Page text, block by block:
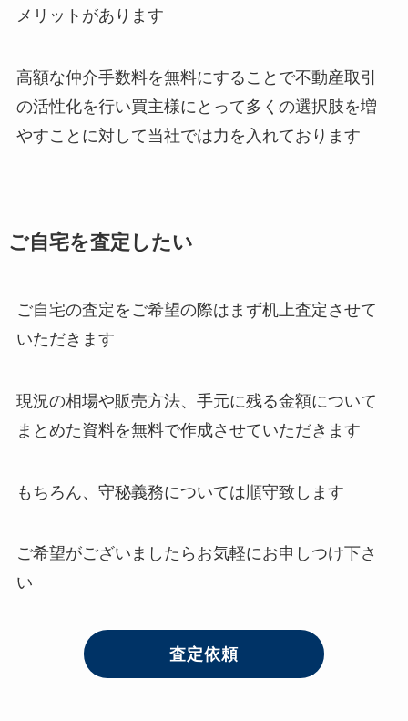
メリットがあります
高額な仲介手数料を無料にすることで不動産取引
の活性化を行い買主様にとって多くの選択肢を増
やすことに対して当社では力を入れております
ご自宅を査定したい
ご自宅の査定をご希望の際はまず机上査定させて
いただきます
現況の相場や販売方法、手元に残る金額について
まとめた資料を無料で作成させていただきます
もちろん、守秘義務については順守致します
ご希望がございましたらお気軽にお申しつけ下さ
い
査定依頼